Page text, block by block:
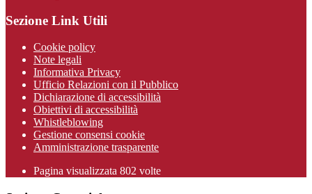
Sezione Link Utili
Cookie policy
Note legali
Informativa Privacy
Ufficio Relazioni con il Pubblico
Dichiarazione di accessibilità
Obiettivi di accessibilità
Whistleblowing
Gestione consensi cookie
Amministrazione trasparente
Pagina visualizzata 802 volte